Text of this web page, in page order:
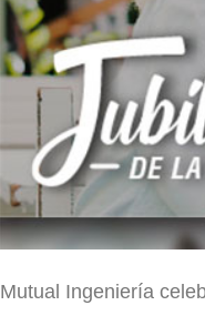
Mutual Ingeniería